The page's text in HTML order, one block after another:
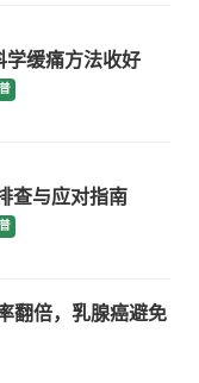
缓痛方法收好
查与应对指南
翻倍，乳腺癌避免